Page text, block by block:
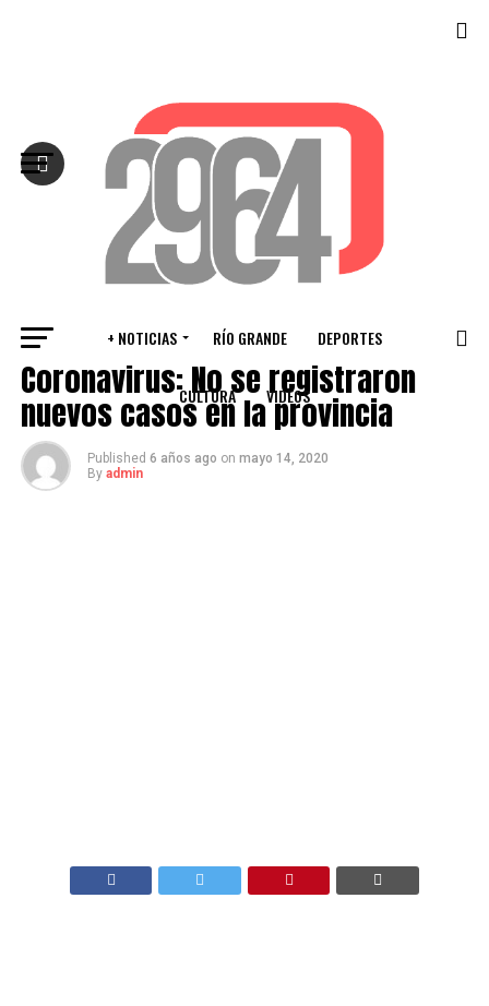
+ NOTICIAS RÍO GRANDE DEPORTES
CULTURA VIDEOS
VARIOS
Coronavirus: No se registraron
nuevos casos en la provincia
Published 6 años ago on mayo 14, 2020
By admin